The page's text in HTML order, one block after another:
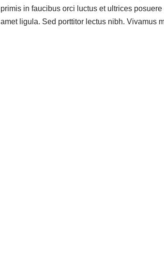
primis in faucibus orci luctus et ultrices
amet ligula. Sed porttitor lectus nibh. Vivamus